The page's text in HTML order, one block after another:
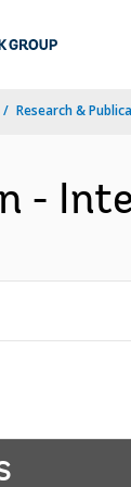
Research &
-